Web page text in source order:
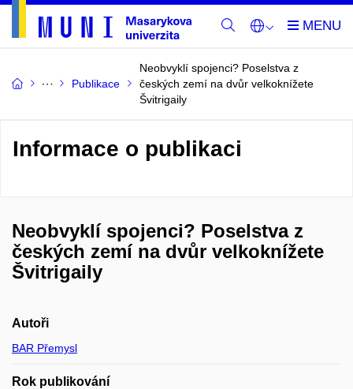
Publikace
Neobvyklí spojenci? Poselstva z
českých zemí na dvůr velkoknížete
Švitrigaily
Informace o publikaci
Neobvyklí spojenci? Poselstva z
českých zemí na dvůr velkoknížete
Švitrigaily
Autoři
BAR Přemysl
Rok publikování